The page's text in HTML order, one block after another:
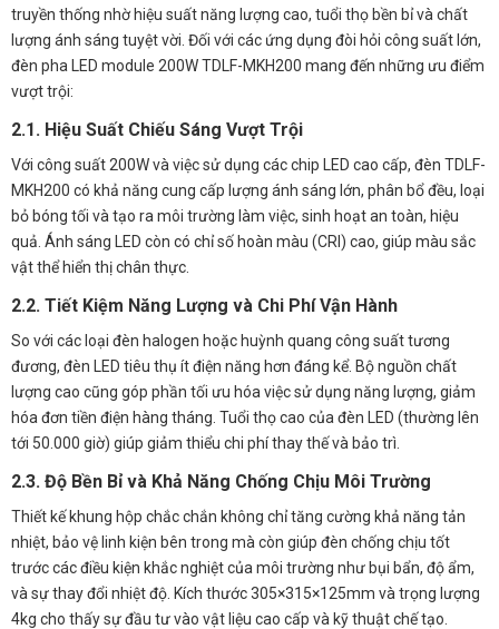
truyền thống nhờ hiệu suất năng lượng cao, tuổi thọ bền bỉ và chất
lượng ánh sáng tuyệt vời. Đối với các ứng dụng đòi hỏi công suất lớn,
đèn pha LED module 200W TDLF-MKH200 mang đến những ưu điểm
vượt trội:
2.1. Hiệu Suất Chiếu Sáng Vượt Trội
Với công suất 200W và việc sử dụng các chip LED cao cấp, đèn TDLF-
MKH200 có khả năng cung cấp lượng ánh sáng lớn, phân bổ đều, loại
bỏ bóng tối và tạo ra môi trường làm việc, sinh hoạt an toàn, hiệu
quả. Ánh sáng LED còn có chỉ số hoàn màu (CRI) cao, giúp màu sắc
vật thể hiển thị chân thực.
2.2. Tiết Kiệm Năng Lượng và Chi Phí Vận Hành
So với các loại đèn halogen hoặc huỳnh quang công suất tương
đương, đèn LED tiêu thụ ít điện năng hơn đáng kể. Bộ nguồn chất
lượng cao cũng góp phần tối ưu hóa việc sử dụng năng lượng, giảm
hóa đơn tiền điện hàng tháng. Tuổi thọ cao của đèn LED (thường lên
tới 50.000 giờ) giúp giảm thiểu chi phí thay thế và bảo trì.
2.3. Độ Bền Bỉ và Khả Năng Chống Chịu Môi Trường
Thiết kế khung hộp chắc chắn không chỉ tăng cường khả năng tản
nhiệt, bảo vệ linh kiện bên trong mà còn giúp đèn chống chịu tốt
trước các điều kiện khắc nghiệt của môi trường như bụi bẩn, độ ẩm,
và sự thay đổi nhiệt độ. Kích thước 305×315×125mm và trọng lượng
4kg cho thấy sự đầu tư vào vật liệu cao cấp và kỹ thuật chế tạo.